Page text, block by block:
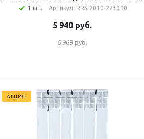
1 шт. Артикул: RRS-2010-223090
5 940руб.
6 969 руб.
АКЦИЯ